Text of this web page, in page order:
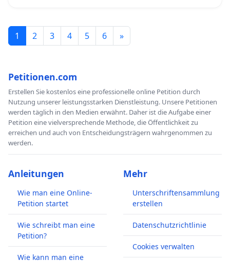
1 2 3 4 5 6 »
Petitionen.com
Erstellen Sie kostenlos eine professionelle online Petition durch
Nutzung unserer leistungsstarken Dienstleistung. Unsere Petitionen
werden täglich in den Medien erwähnt. Daher ist die Aufgabe einer
Petition eine vielversprechende Methode, die Öffentlichkeit zu
erreichen und auch von Entscheidungsträgern wahrgenommen zu
werden.
Anleitungen
Wie man eine Online-
Petition startet
Wie schreibt man eine
Petition?
Wie kann man eine
Mehr
Unterschriftensammlung
erstellen
Datenschutzrichtlinie
Cookies verwalten